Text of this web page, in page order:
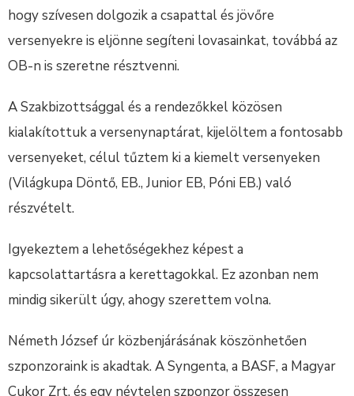
hogy szívesen dolgozik a csapattal és jövőre
versenyekre is eljönne segíteni lovasainkat, továbbá az
OB-n is szeretne résztvenni.
A Szakbizottsággal és a rendezőkkel közösen
kialakítottuk a versenynaptárat, kijelöltem a fontosabb
versenyeket, célul tűztem ki a kiemelt versenyeken
(Világkupa Döntő, EB., Junior EB, Póni EB.) való
részvételt.
Igyekeztem a lehetőségekhez képest a
kapcsolattartásra a kerettagokkal. Ez azonban nem
mindig sikerült úgy, ahogy szerettem volna.
Németh József úr közbenjárásának köszönhetően
szponzoraink is akadtak. A Syngenta, a BASF, a Magyar
Cukor Zrt. és egy névtelen szponzor összesen